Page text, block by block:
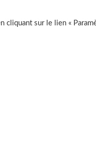
se passer. À
leurs
initiale d'assurer
fonctions.
cliquant sur le lien «